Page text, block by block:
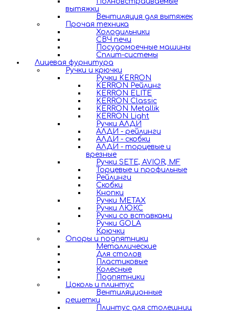
вытяжки
Вентиляция для вытяжек
Прочая техника
Холодильники
СВЧ печи
Посудомоечные машины
Сплит-системы
Лицевая фурнитура
Ручки и крючки
Ручки KERRON
KERRON Рейлинг
KERRON ELITE
KERRON Classic
KERRON Metallik
KERRON Light
Ручки АЛДИ
АЛДИ - рейлинги
АЛДИ - скобки
АЛДИ - торцевые и
врезные
Ручки SETE, AVIOR, MF
Торцевые и профильные
Рейлинги
Скобки
Кнопки
Ручки METAX
Ручки ЛЮКС
Ручки со вставками
Ручки GOLA
Крючки
Опоры и подпятники
Металлические
Для столов
Пластиковые
Колесные
Подпятники
Цоколь и плинтус
Вентиляционные
решетки
Плинтус для столешниц